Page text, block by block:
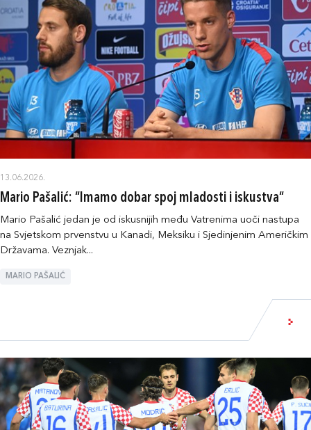
13.06.2026.
Mario Pašalić: “Imamo dobar spoj mladosti i iskustva“
Mario Pašalić jedan je od iskusnijih među Vatrenima uoči nastupa
na Svjetskom prvenstvu u Kanadi, Meksiku i Sjedinjenim Američkim
Državama. Veznjak...
MARIO PAŠALIĆ